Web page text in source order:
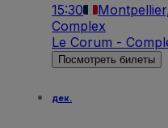
15:30
Complex
Le Corum -
Посмотреть билеты
дек.